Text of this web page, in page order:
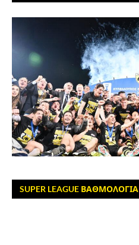
SUPER LEAGUE ΒΑΘΜΟΛΟΓΙΑ